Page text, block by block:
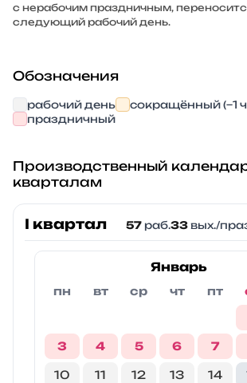
с нерабочим праздничным,
следующий рабочий день.
Обозначения
рабочий день сокращённый (−1
праздничный
Производственный
кварталам
I квартал 57 раб.33вых./
Январь
пн вт ср чт пт
3 4 5 6 7
10 11 12 13 14